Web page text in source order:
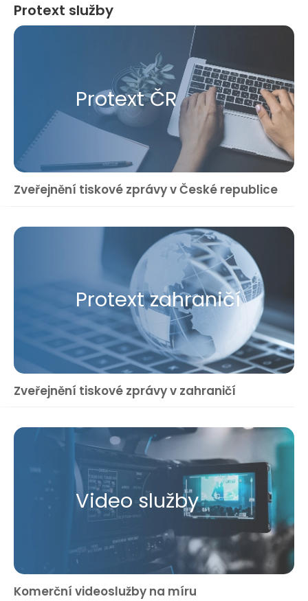
Protext služby
Protext ČR
Zveřejnění tiskové zprávy v České republice
Protext zahraničí
Zveřejnění tiskové zprávy v zahraničí
Video služby
Komerční videoslužby na míru